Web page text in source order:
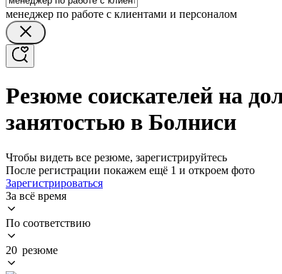
менеджер по работе с клиентами и персоналом
Резюме соискателей на
занятостью в Болниси
Чтобы видеть все резюме, зарегистрируйтесь
После регистрации покажем ещё 1 и откроем фото
Зарегистрироваться
За всё время
По соответствию
20 резюме